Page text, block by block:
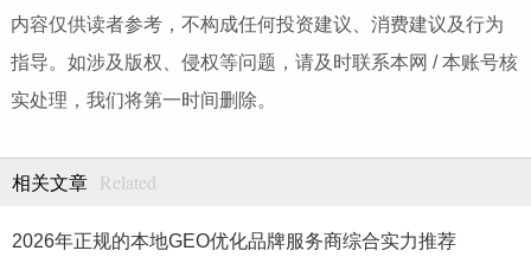
内容仅供读者参考，不构成任何投资建议、消费建议及行为
指导。如涉及版权、侵权等问题，请及时联系本网 / 本账号核
实处理，我们将第一时间删除。
相关文章 Related
2026年正规的本地GEO优化品牌服务商综合实力推荐